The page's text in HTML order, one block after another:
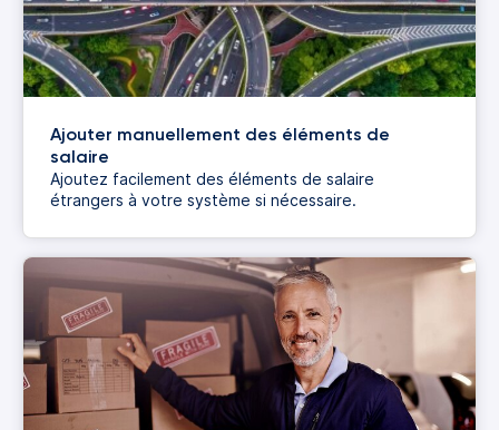
Ajouter manuellement des éléments de
salaire
Ajoutez facilement des éléments de salaire
étrangers à votre système si nécessaire.